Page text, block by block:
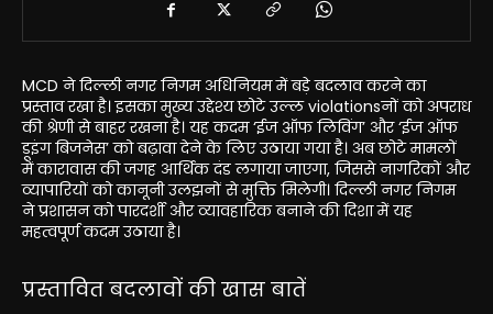
MCD ने दिल्ली नगर निगम अधिनियम में बड़े बदलाव करने का
प्रस्ताव रखा है। इसका मुख्य उद्देश्य छोटे उल्ल violationsनों को अपराध
की श्रेणी से बाहर रखना है। यह कदम ‘ईज ऑफ लिविंग’ और ‘ईज ऑफ
डूइंग बिजनेस’ को बढ़ावा देने के लिए उठाया गया है। अब छोटे मामलों
में कारावास की जगह आर्थिक दंड लगाया जाएगा, जिससे नागरिकों और
व्यापारियों को कानूनी उलझनों से मुक्ति मिलेगी। दिल्ली नगर निगम
ने प्रशासन को पारदर्शी और व्यावहारिक बनाने की दिशा में यह
महत्वपूर्ण कदम उठाया है।
प्रस्तावित बदलावों की खास बातें